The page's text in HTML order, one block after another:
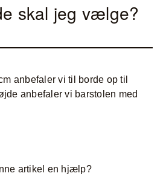
skal jeg vælge?
anbefaler vi til borde op til
anbefaler vi barstolen med
artikel en hjælp?